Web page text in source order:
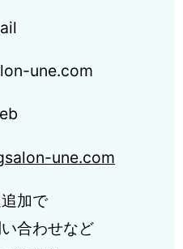
une.com
une.com
加で
合わせなど